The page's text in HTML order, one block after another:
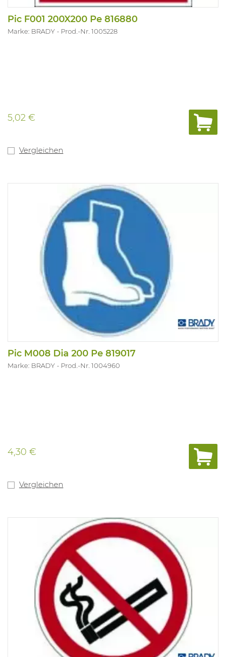
Pic F001 200X200 Pe 816880
Marke: BRADY Prod.-Nr. 1005228
5,02 €
Vergleichen
Pic M008 Dia 200 Pe 819017
Marke: BRADY Prod.-Nr. 1004960
4,30 €
Vergleichen